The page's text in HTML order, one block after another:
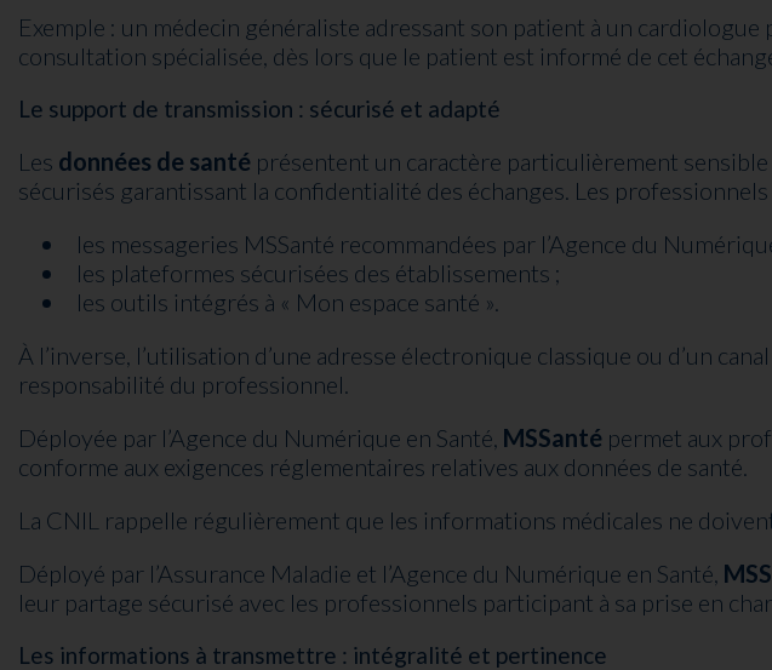
Exemple : un médecin généraliste adressant son patient à un
consultation spécialisée, dès lors que le patient est informé de cet
Le support de transmission : sécurisé et adapté
Les données de santé présentent un caractère particulièrement
sécurisés garantissant la confidentialité des échanges. Les
les messageries MSSanté recommandées par l’Agence du
les plateformes sécurisées des établissements ;
les outils intégrés à « Mon espace santé ».
À l’inverse, l’utilisation d’une adresse électronique classique ou d’un
responsabilité du professionnel.
Déployée par l’Agence du Numérique en Santé, MSSanté permet aux
conforme aux exigences réglementaires relatives aux données de santé.
La CNIL rappelle régulièrement que les informations médicales ne
Déployé par l’Assurance Maladie et l’Agence du Numérique en Santé,
leur partage sécurisé avec les professionnels participant à sa prise en
Les informations à transmettre : intégralité et pertinence